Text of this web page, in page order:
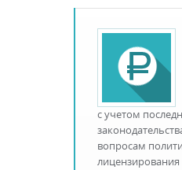
с учетом
вопросам
лицензирования